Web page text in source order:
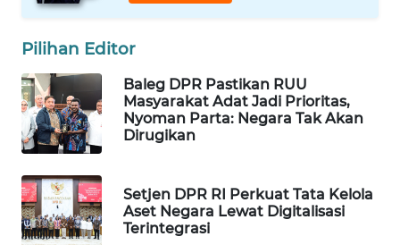
Pilihan Editor
Baleg DPR Pastikan RUU
Masyarakat Adat Jadi Prioritas,
Nyoman Parta: Negara Tak Akan
Dirugikan
Setjen DPR RI Perkuat Tata Kelola
Aset Negara Lewat Digitalisasi
Terintegrasi
WAHANA
DESA
WISATA
LAPAK
WAHANA
Wahana
Network